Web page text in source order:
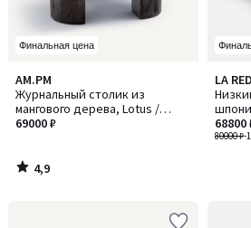
Финальная цена
AM.PM
Журнальный столик из
мангового дерева, Lotus /
Лотус
69000 ₽
4,9
/ 5
4,9
/
LA
пуфа,
80000 ₽-
68800